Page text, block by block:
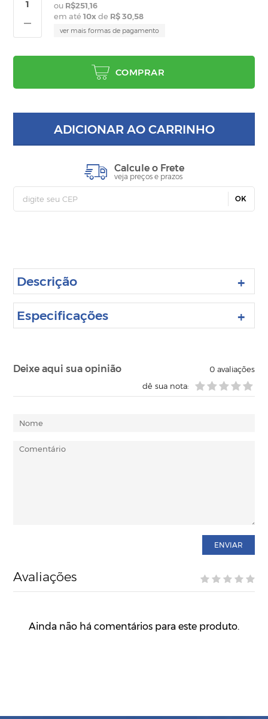
R$251,16
em até10x de R$ 30,58
ver mais formas de pagamento
COMPRAR
ADICIONAR AO CARRINHO
Calcule o Frete
veja preços e prazos
OK
Descrição
Especificações
Deixe aqui sua opinião 0avaliações
dê sua nota:
ENVIAR
Avaliações
Ainda não há comentários para este produto.